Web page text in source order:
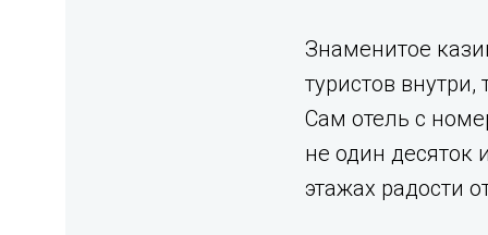
Знаменитое
туристов
Сам отель с
не один десяток
этажах радости